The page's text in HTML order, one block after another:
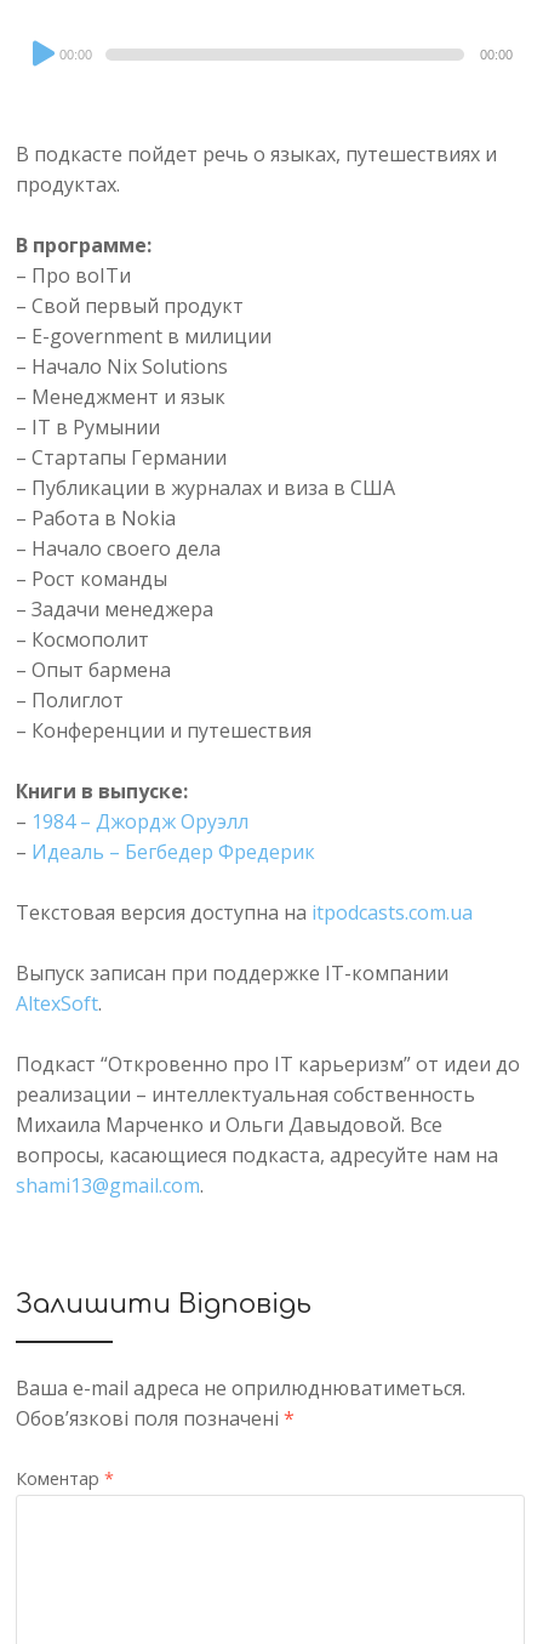
Audio
Player
00:00 00:00
В подкасте пойдет речь о языках, путешествиях и
продуктах.
В программе:
– Про воITи
– Свой первый продукт
– E-government в милиции
– Начало Nix Solutions
– Менеджмент и язык
– IT в Румынии
– Стартапы Германии
– Публикации в журналах и виза в США
– Работа в Nokia
– Начало своего дела
– Рост команды
– Задачи менеджера
– Космополит
– Опыт бармена
– Полиглот
– Конференции и путешествия
Книги в выпуске:
– 1984 – Джордж Оруэлл
– Идеаль – Бегбедер Фредерик
Текстовая версия доступна на itpodcasts.com.ua
Выпуск записан при поддержке IT-компании
AltexSoft.
Подкаст “Откровенно про IT карьеризм” от идеи до
реализации – интеллектуальная собственность
Михаила Марченко и Ольги Давыдовой. Все
вопросы, касающиеся подкаста, адресуйте нам на
shami13@gmail.com.
Залишити Відповідь
Ваша e-mail адреса не оприлюднюватиметься.
Обов’язкові поля позначені*
Коментар*